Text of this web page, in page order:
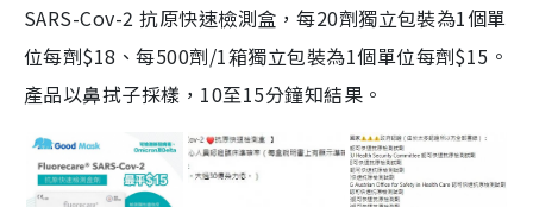
SARS-Cov-2 抗原快速檢測盒，每20劑獨立包裝為1個單
位每劑$18、每500劑/1箱獨立包裝為1個單位每劑$15。
產品以鼻拭子採樣，10至15分鐘知結果。